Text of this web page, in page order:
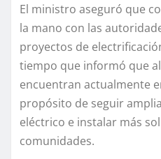
El ministro aseguró que
la mano con las
proyectos de
tiempo que informó que
encuentran actualmente
propósito de seguir
eléctrico e instalar más
comunidades.